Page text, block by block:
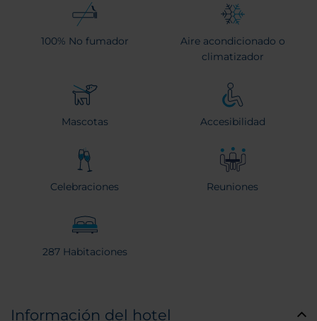
100% No fumador
Aire acondicionado o
climatizador
Mascotas Accesibilidad
Celebraciones Reuniones
287 Habitaciones
Información del hotel